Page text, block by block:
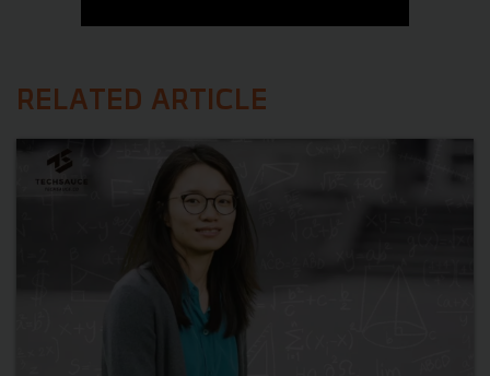
RELATED ARTICLE